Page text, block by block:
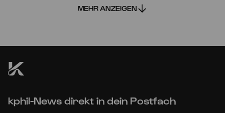
Die Zauberflöte – Impempe
MEHR ANZEIGEN
kphil-News direkt in dein Postfach